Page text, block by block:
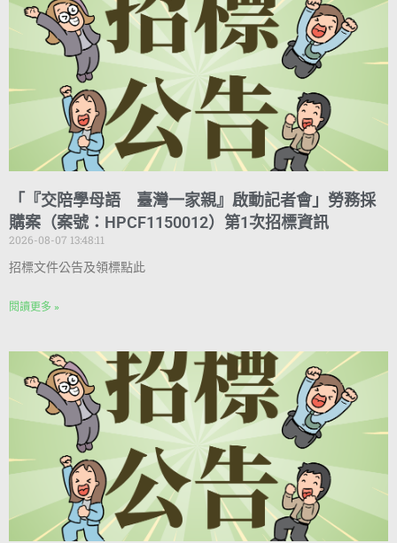
「『交陪學母語 臺灣一家親』啟動記者會」勞務採
購案（案號：HPCF1150012）第1次招標資訊
2026-08-07 13:48:11
招標文件公告及領標點此
閱讀更多 »